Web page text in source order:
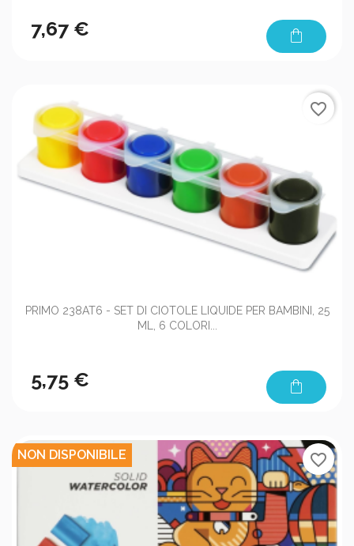
7,67 € shopping_bag
PRIMO 238AT6 - SET DI CIOTOLE LIQUIDE PER BAMBINI, 25
ML, 6 COLORI...
5,75 € shopping_bag
favorite_border
NON DISPONIBILE favorite_border